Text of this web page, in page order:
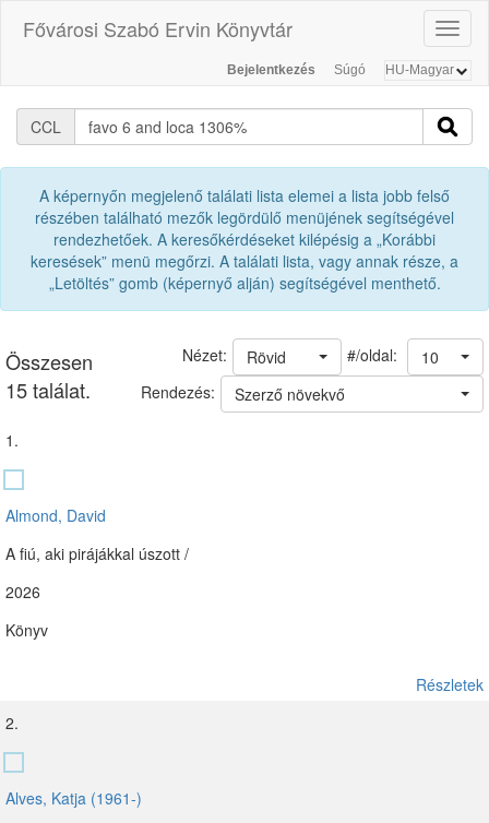
Fővárosi Szabó Ervin Könyvtár
Bejelentkezés Súgó
CCL
A képernyőn megjelenő találati lista elemei a lista jobb felső
részében található mezők legördülő menüjének segítségével
rendezhetőek. A keresőkérdéseket kilépésig a „Korábbi
keresések” menü megőrzi. A találati lista, vagy annak része, a
„Letöltés” gomb (képernyő alján) segítségével menthető.
Összesen
15 találat.
#/oldal: 10
Rövid
Nézet:
Rendezés:
Szerző növekvő
1.
Almond, David
A fiú, aki pirájákkal úszott /
2026
Könyv
Részletek
2.
Alves, Katja (1961-)